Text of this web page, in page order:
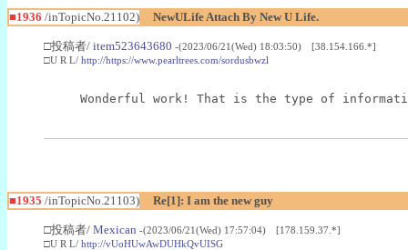
■1936 /inTopicNo.21102) NewULife Attach By New U Life.
□投稿者/ item523643680 -(2023/06/21(Wed) 18:03:50) [38.154.166.*]
□U R L/ http://https://www.pearltrees.com/sordusbwzl
Wonderful work! That is the type of
■1935 /inTopicNo.21103) Re[1]: I am the new guy
□投稿者/ Mexican -(2023/06/21(Wed) 17:57:04) [178.159.37.*]
□U R L/ http://vUoHUwAwDUHkQvUISG